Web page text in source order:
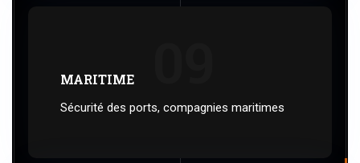
MARITIME
Sécurité des ports, compagnies maritimes